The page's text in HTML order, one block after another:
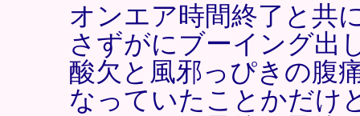
オンエア時間終了と
さずがにブーイング出
酸欠と風邪っぴきの腹
なっていたことかだけ